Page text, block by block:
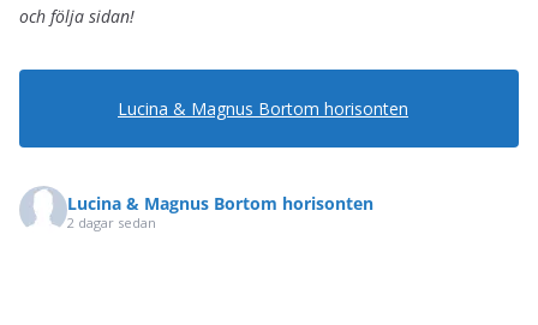
och följa sidan!
Lucina & Magnus Bortom horisonten
Lucina & Magnus Bortom horisonten
2 dagar sedan